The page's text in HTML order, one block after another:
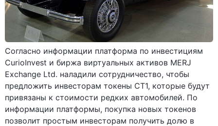
Согласно информации платформа по инвестициям
CurioInvest и биржа виртуальных активов MERJ
Exchange Ltd. наладили сотрудничество, чтобы
предложить инвесторам токены CT1, которые будут
привязаны к стоимости редких автомобилей. По
информации платформы, покупка новых токенов
позволит простым инвесторам получить долю в